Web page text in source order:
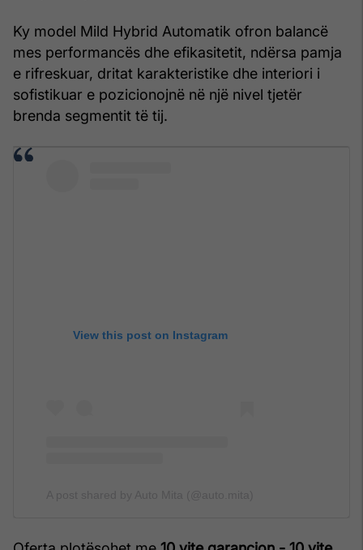
Ky model Mild Hybrid Automatik ofron balancë
mes performancës dhe efikasitetit, ndërsa pamja
e rifreskuar, dritat karakteristike dhe interiori i
sofistikuar e pozicionojnë në një nivel tjetër
brenda segmentit të tij.
View this post on Instagram